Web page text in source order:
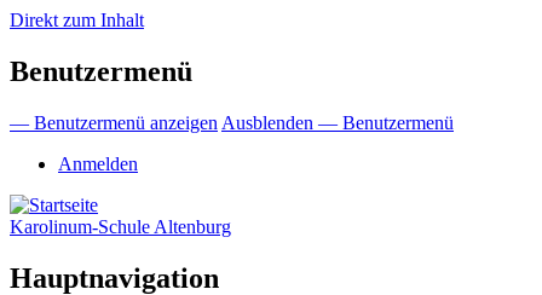
Direkt zum Inhalt
Benutzermenü
— Benutzermenü anzeigen Ausblenden — Benutzermenü
Anmelden
Karolinum-Schule Altenburg
Hauptnavigation